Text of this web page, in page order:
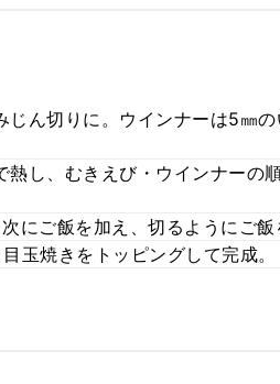
ん切りに。ウインナーは5㎜の
熱し、むきえび・ウインナーの
にご飯を加え、切るようにご飯
玉焼きをトッピングして完成。